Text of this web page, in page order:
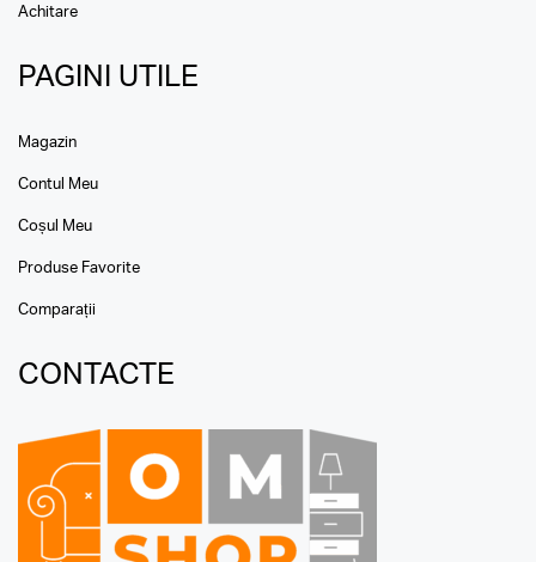
Achitare
PAGINI UTILE
Magazin
Contul Meu
Coșul Meu
Produse Favorite
Comparații
CONTACTE